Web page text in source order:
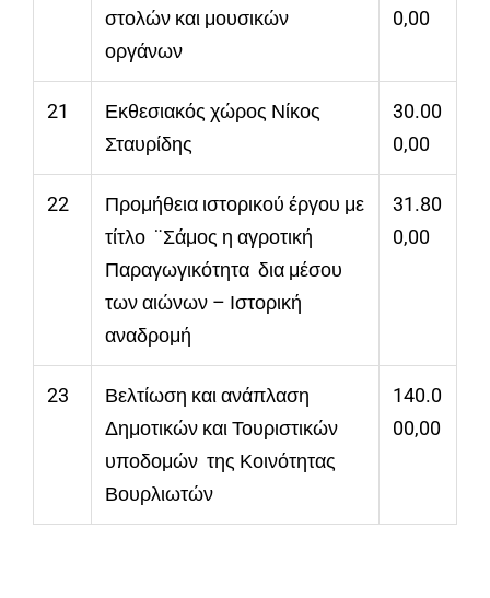
στολών και μουσικών
οργάνων
0,00
21
Εκθεσιακός χώρος Νίκος
Σταυρίδης
30.00
0,00
22
Προμήθεια ιστορικού έργου με
τίτλο ¨Σάμος η αγροτική
Παραγωγικότητα δια μέσου
των αιώνων – Ιστορική
αναδρομή
31.80
0,00
23
Βελτίωση και ανάπλαση
Δημοτικών και Τουριστικών
υποδομών της Κοινότητας
Βουρλιωτών
140.0
00,00